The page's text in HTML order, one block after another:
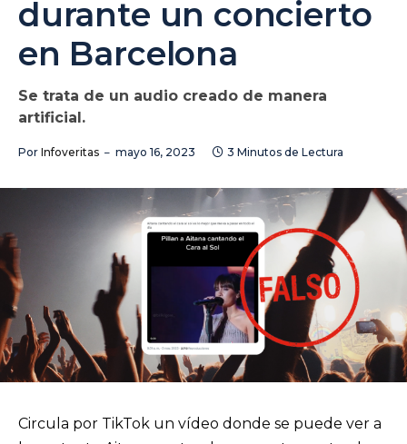
durante un concierto
en Barcelona
Se trata de un audio creado de manera
artificial.
Por Infoveritas mayo 16, 2023 3 Minutos de Lectura
Circula por TikTok un vídeo donde se puede ver a